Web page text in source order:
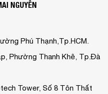
NGUYỄN
Phú Thạnh,Tp.HCM.
Phường Thanh Khê, Tp.Đà
Tower, Số 8 Tôn Thất